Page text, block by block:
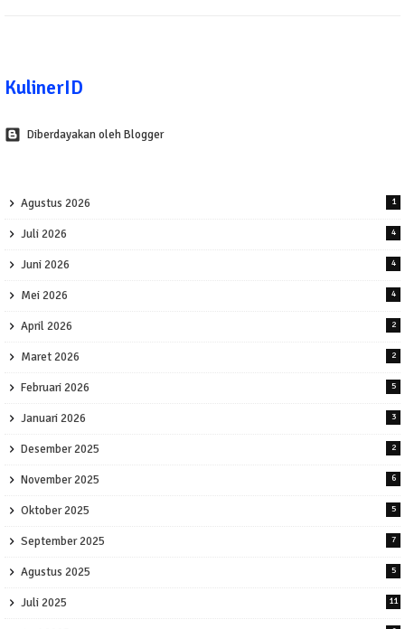
KulinerID
Diberdayakan oleh Blogger
Agustus 2026 1
Juli 2026 4
Juni 2026 4
Mei 2026 4
April 2026 2
Maret 2026 2
Februari 2026 5
Januari 2026 3
Desember 2025 2
November 2025 6
Oktober 2025 5
September 2025 7
Agustus 2025 5
Juli 2025 11